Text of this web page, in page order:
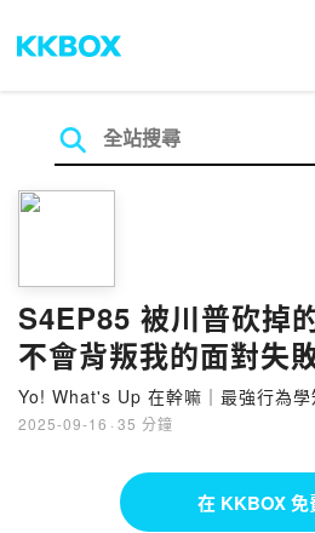
S4EP85 被川普砍掉
不會背叛我的面對失
技 [只有稍做修剪的凱
Yo! What's Up 在幹嘛｜最強行為學
2025-09-16 · 35 分鐘
在 KKBOX 免